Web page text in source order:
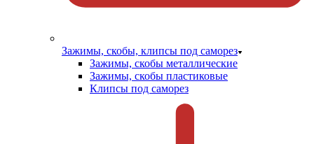
Зажимы, скобы, клипсы под саморез
Зажимы, скобы металлические
Зажимы, скобы пластиковые
Клипсы под саморез